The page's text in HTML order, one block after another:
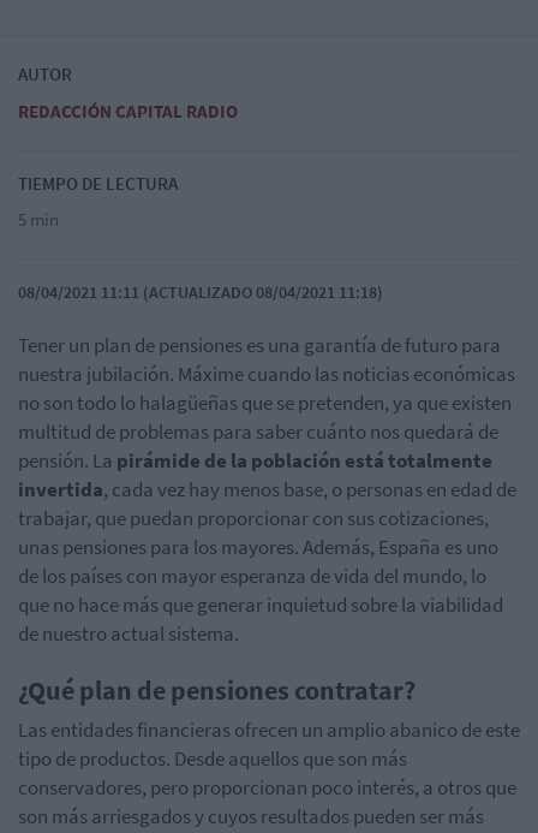
AUTOR
REDACCIÓN CAPITAL RADIO
TIEMPO DE LECTURA
5 min
08/04/2021 11:11 (ACTUALIZADO 08/04/2021 11:18)
Tener un plan de pensiones es una garantía de futuro para
nuestra jubilación. Máxime cuando las noticias económicas
no son todo lo halagüeñas que se pretenden, ya que existen
multitud de problemas para saber cuánto nos quedará de
pensión. La pirámide de la población está totalmente
invertida, cada vez hay menos base, o personas en edad de
trabajar, que puedan proporcionar con sus cotizaciones,
unas pensiones para los mayores. Además, España es uno
de los países con mayor esperanza de vida del mundo, lo
que no hace más que generar inquietud sobre la viabilidad
de nuestro actual sistema.
¿Qué plan de pensiones contratar?
Las entidades financieras ofrecen un amplio abanico de este
tipo de productos. Desde aquellos que son más
conservadores, pero proporcionan poco interés, a otros que
son más arriesgados y cuyos resultados pueden ser más